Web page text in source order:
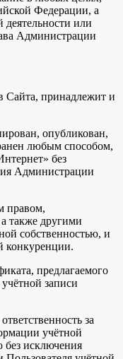
Федерации, а
деятельности или
Администрации
Сайта, принадлежит и
опубликован,
любым способом,
без
Администрации
правом,
также другими
собственностью, и
конкуренции.
предлагаемого
записи
за
учётной
без исключения